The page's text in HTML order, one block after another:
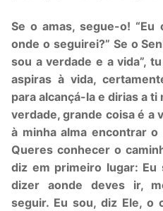
Se o amas, segue-o!
onde o seguirei?” Se o
sou a verdade e a vida”,
aspiras à vida,
para alcançá-la e dirias a ti
verdade, grande coisa é a
à minha alma encontrar o
Queres conhecer o
diz em primeiro lugar: Eu
dizer aonde deves ir,
seguir. Eu sou, diz Ele, o